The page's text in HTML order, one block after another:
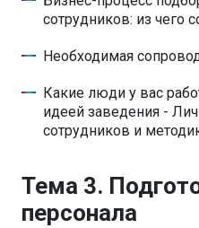
сотрудников: из чего
Необходимая
Какие люди у вас
идеей заведения -
сотрудников и
Тема 3.
персонала